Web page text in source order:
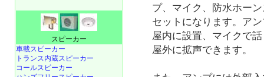
プ、マイク、防水ホー
セットになります。ア
屋内に設置、マイクで
屋外に拡声できます。
スピーカー
車載スピーカー
トランス内蔵スピーカー
コールスピーカー